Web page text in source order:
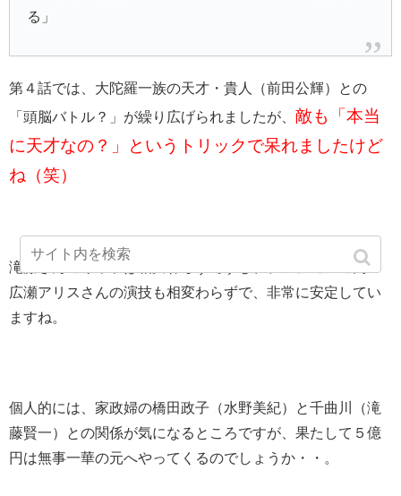
る」
第４話では、大陀羅一族の天才・貴人（前田公輝）との
「頭脳バトル？」が繰り広げられましたが、 敵も「本当
に天才なの？」というトリックで呆れましたけど
ね（笑）
滝藤さんのキャラは相変わらずですし、テンションの高い
広瀬アリスさんの演技も相変わらずで、非常に安定してい
ますね。
個人的には、家政婦の橋田政子（水野美紀）と千曲川（滝
藤賢一）との関係が気になるところですが、果たして５億
円は無事一華の元へやってくるのでしょうか・・。